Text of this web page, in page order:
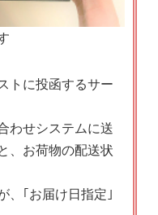
トに投函するサー
わせシステムに送
、お荷物の配送状
、｢お届け日指定｣